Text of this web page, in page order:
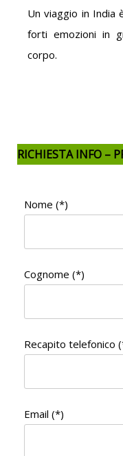
Un viaggio in India
forti emozioni in
corpo.
RICHIESTA INFO –
Nome (*)
Cognome (*)
Recapito telefonico
Email (*)